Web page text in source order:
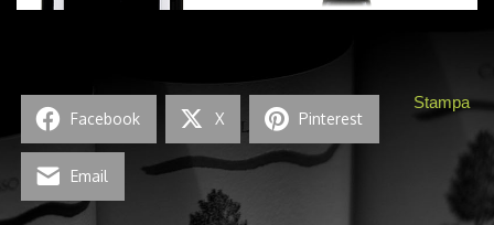
Stampa
Facebook X Pinterest
Email